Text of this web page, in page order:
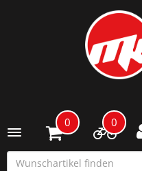
Toggle navigation
0 0